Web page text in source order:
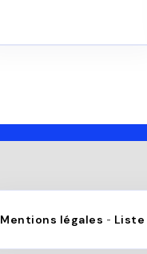
Mentions légales -